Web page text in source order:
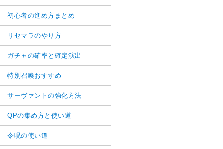
初心者の進め方まとめ
リセマラのやり方
ガチャの確率と確定演出
特別召喚おすすめ
サーヴァントの強化方法
QPの集め方と使い道
令呪の使い道